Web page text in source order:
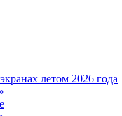
летом 2026 года